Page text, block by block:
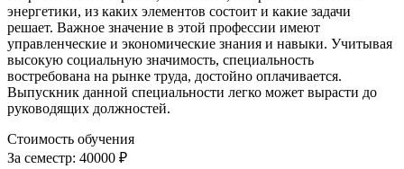
энергетики, из каких элементов состоит и какие задачи
решает. Важное значение в этой профессии имеют
управленческие и экономические знания и навыки. Учитывая
высокую социальную значимость, специальность
востребована на рынке труда, достойно оплачивается.
Выпускник данной специальности легко может вырасти до
руководящих должностей.
Стоимость обучения
За семестр: 40000 ₽